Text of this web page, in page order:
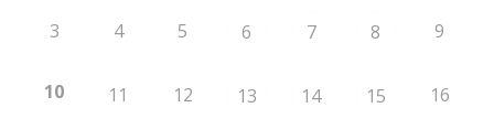
3 4 5 6 7 8 9
10 11 12 13 14 15 16